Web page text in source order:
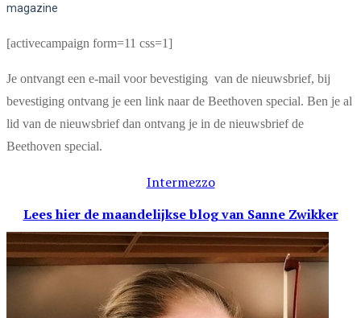
magazine
[activecampaign form=11 css=1]
Je ontvangt een e-mail voor bevestiging van de nieuwsbrief, bij
bevestiging ontvang je een link naar de Beethoven special. Ben je al
lid van de nieuwsbrief dan ontvang je in de nieuwsbrief de
Beethoven special.
Intermezzo
Lees hier de maandelijkse blogvan Sanne Zwikker